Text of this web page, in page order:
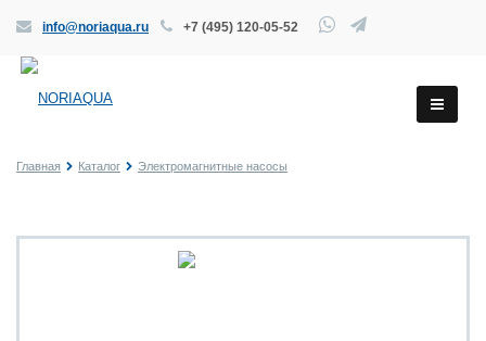
info@noriaqua.ru +7 (495) 120-05-52
Главная Каталог Электромагнитные насосы